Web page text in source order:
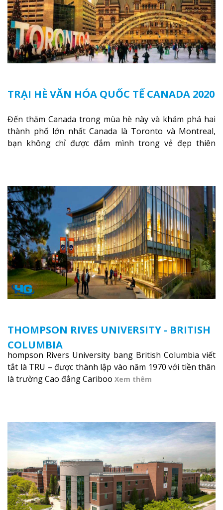
TRẠI HÈ VĂN HÓA QUỐC TẾ CANADA 2020
Đến thăm Canada trong mùa hè này và khám phá hai
thành phố lớn nhất Canada là Toronto và Montreal,
bạn không chỉ được đắm mình trong vẻ đẹp thiên
thêm
THOMPSON RIVES UNIVERSITY - BRITISH
COLUMBIA
hompson Rivers University bang British Columbia viết
tắt là TRU – được thành lập vào năm 1970 với tiền thân
là trường Cao đẳng Cariboo Xem thêm